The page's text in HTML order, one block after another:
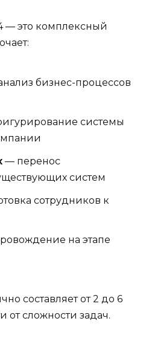
— это комплексный
бизнес-процессов
системы
— перенос
систем
сотрудников к
на этапе
составляет от 2 до 6
от сложности задач.